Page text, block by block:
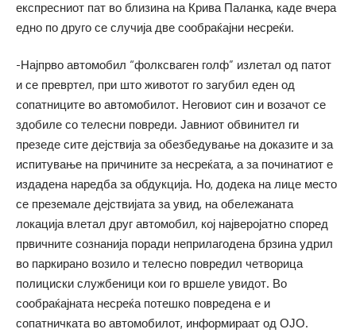
експресниот пат во близина на Крива Паланка, каде вчера
едно по друго се случија две сообраќајни несреќи.
-Најпрво автомобил “фолксваген голф” излетал од патот
и се превртел, при што животот го загубил еден од
сопатниците во автомобилот. Неговиот син и возачот се
здобиле со телесни повреди. Јавниот обвинител ги
презеде сите дејствија за обезбедување на доказите и за
испитување на причините за несреќата, а за починатиот е
издадена наредба за обдукција. Но, додека на лице место
се преземале дејствијата за увид, на обележаната
локација влетал друг автомобил, кој најверојатно според
првичните сознанија поради неприлагодена брзина удрил
во паркирано возило и телесно повредил четворица
полициски службеници кои го вршеле увидот. Во
сообраќајната несреќа потешко повредена е и
сопатничката во автомобилот, информираат од ОЈО.